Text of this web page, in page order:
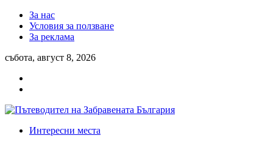
За нас
Условия за ползване
За реклама
събота, август 8, 2026
Интересни места